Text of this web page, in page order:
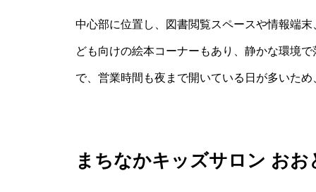
中心部に位置し、図書閲覧スペースや情報端
ども向けの絵本コーナーもあり、静かな環境
で、営業時間も夜まで開いている日が多いた
まちなかキッズサロン おお